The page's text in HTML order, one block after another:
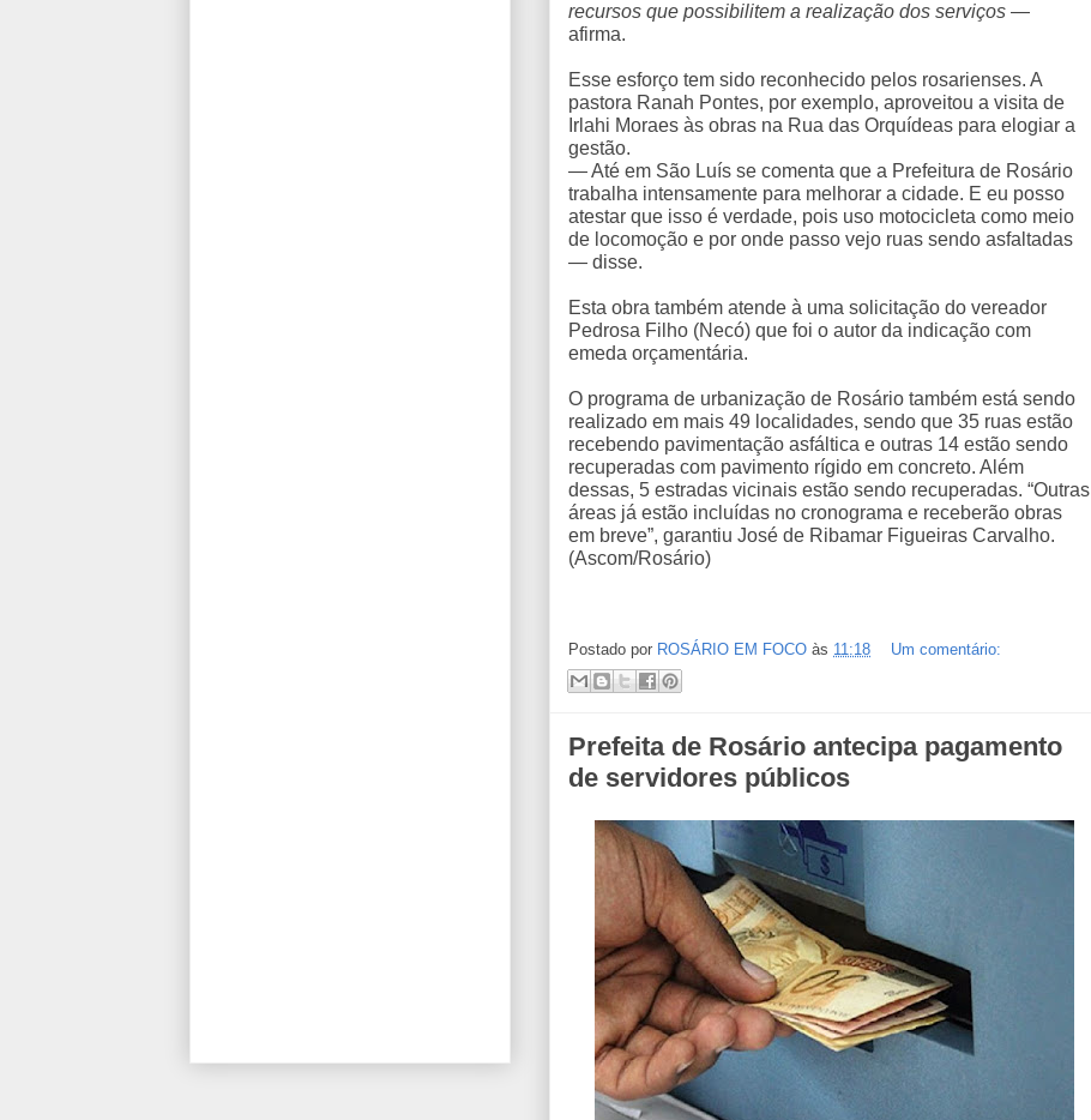
recursos que possibilitem a realização dos serviços —
afirma.
Esse esforço tem sido reconhecido pelos rosarienses. A
pastora Ranah Pontes, por exemplo, aproveitou a visita de
Irlahi Moraes às obras na Rua das Orquídeas para elogiar a
gestão.
— Até em São Luís se comenta que a Prefeitura de Rosário
trabalha intensamente para melhorar a cidade. E eu posso
atestar que isso é verdade, pois uso motocicleta como meio
de locomoção e por onde passo vejo ruas sendo asfaltadas
— disse.
Esta obra também atende à uma solicitação do vereador
Pedrosa Filho (Necó) que foi o autor da indicação com
emeda orçamentária.
O programa de urbanização de Rosário também está sendo
realizado em mais 49 localidades, sendo que 35 ruas estão
recebendo pavimentação asfáltica e outras 14 estão sendo
recuperadas com pavimento rígido em concreto. Além
dessas, 5 estradas vicinais estão sendo recuperadas. “Outras
áreas já estão incluídas no cronograma e receberão obras
em breve”, garantiu José de Ribamar Figueiras Carvalho.
(Ascom/Rosário)
Postado por ROSÁRIO EM FOCO às 11:18 Um comentário:
Prefeita de Rosário antecipa pagamento
de servidores públicos